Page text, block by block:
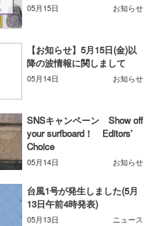
05月15日 お知らせ
【お知らせ】5月15日(金)以
降の波情報に関しまして
05月14日 お知らせ
SNSキャンペーン Show off
your surfboard！ Editors’
Choice
05月14日 お知らせ
台風1号が発生しました(5月
13日午前4時発表)
05月13日 ニュース
SURF
修聖